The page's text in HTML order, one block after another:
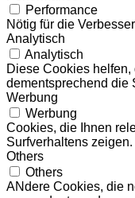
Performance
Nötig für die
Analytisch
Analytisch
Diese Cookies
dementsprechend die
Werbung
Werbung
Cookies, die Ihnen
Surfverhaltens zeigen.
Others
Others
ANdere Cookies, die